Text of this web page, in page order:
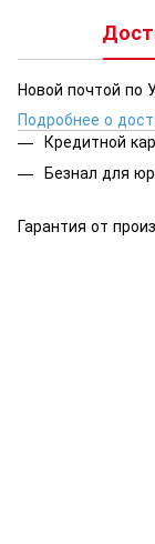
Новой почтой по
Подробнее о
Кредитной
Безнал для
Гарантия от